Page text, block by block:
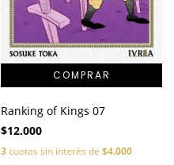
Ranking of Kings 07
$12.000
3cuotas sin interés de $4.000